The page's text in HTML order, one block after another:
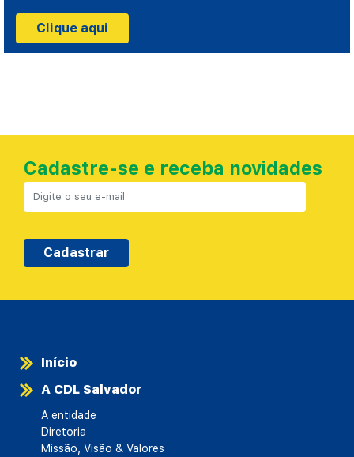
Clique aqui
Cadastre-se e receba novidades
Cadastrar
Início
A CDL Salvador
A entidade
Diretoria
Missão, Visão & Valores